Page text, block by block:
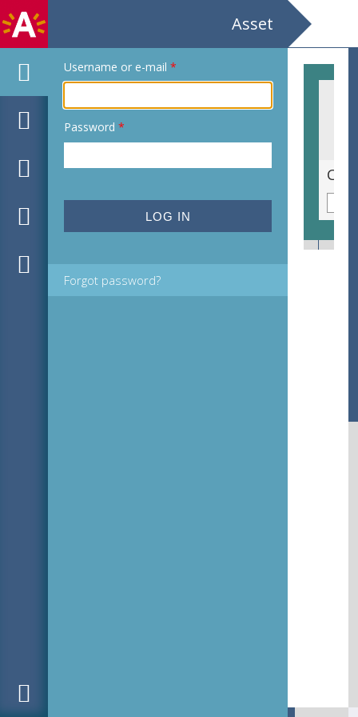
Asset
Username or e-mail *
Password *
Forgot password?
Koningin Elisabethzaal Gorki stelt voor Gherghe Zamfir Walter Boeykens Begeleiding Marc Matthijs